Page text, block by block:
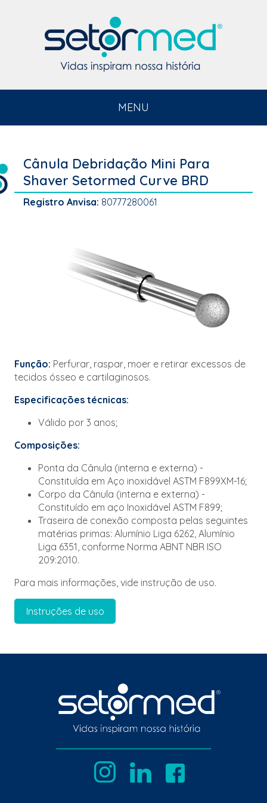
MENU
Cânula Debridação Mini Para
Shaver Setormed Curve BRD
Registro Anvisa: 80777280061
Função: Perfurar, raspar, moer e retirar excessos de
tecidos ósseo e cartilaginosos.
Especificações técnicas:
Válido por 3 anos;
Composições:
Ponta da Cânula (interna e externa) -
Constituída em Aço inoxidável ASTM F899XM-16;
Corpo da Cânula (interna e externa) -
Constituído em aço Inoxidável ASTM F899;
Traseira de conexão composta pelas seguintes
matérias primas: Alumínio Liga 6262, Alumínio
Liga 6351, conforme Norma ABNT NBR ISO
209:2010.
Para mais informações, vide instrução de uso.
Instruções de uso